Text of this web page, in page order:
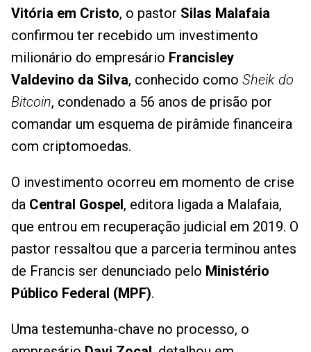
Vitória em Cristo, o pastor Silas Malafaia
confirmou ter recebido um investimento
milionário do empresário Francisley
Valdevino da Silva, conhecido como Sheik do
Bitcoin, condenado a 56 anos de prisão por
comandar um esquema de pirâmide financeira
com criptomoedas.
O investimento ocorreu em momento de crise
da Central Gospel, editora ligada a Malafaia,
que entrou em recuperação judicial em 2019. O
pastor ressaltou que a parceria terminou antes
de Francis ser denunciado pelo Ministério
Público Federal (MPF).
Uma testemunha-chave no processo, o